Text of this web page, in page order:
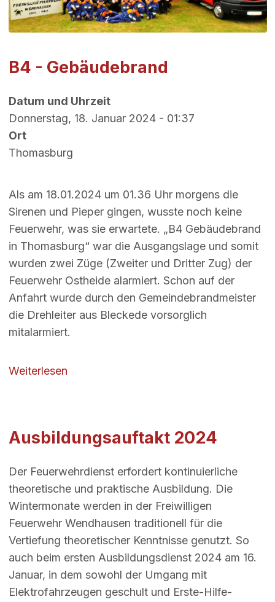
B4 - Gebäudebrand
Datum und Uhrzeit
Donnerstag, 18. Januar 2024 - 01:37
Ort
Thomasburg
Als am 18.01.2024 um 01.36 Uhr morgens die
Sirenen und Pieper gingen, wusste noch keine
Feuerwehr, was sie erwartete. „B4 Gebäudebrand
in Thomasburg“ war die Ausgangslage und somit
wurden zwei Züge (Zweiter und Dritter Zug) der
Feuerwehr Ostheide alarmiert. Schon auf der
Anfahrt wurde durch den Gemeindebrandmeister
die Drehleiter aus Bleckede vorsorglich
mitalarmiert.
Weiterlesenüber B4 - Gebäudebrand
Ausbildungsauftakt 2024
Der Feuerwehrdienst erfordert kontinuierliche
theoretische und praktische Ausbildung. Die
Wintermonate werden in der Freiwilligen
Feuerwehr Wendhausen traditionell für die
Vertiefung theoretischer Kenntnisse genutzt. So
auch beim ersten Ausbildungsdienst 2024 am 16.
Januar, in dem sowohl der Umgang mit
Elektrofahrzeugen geschult und Erste-Hilfe-